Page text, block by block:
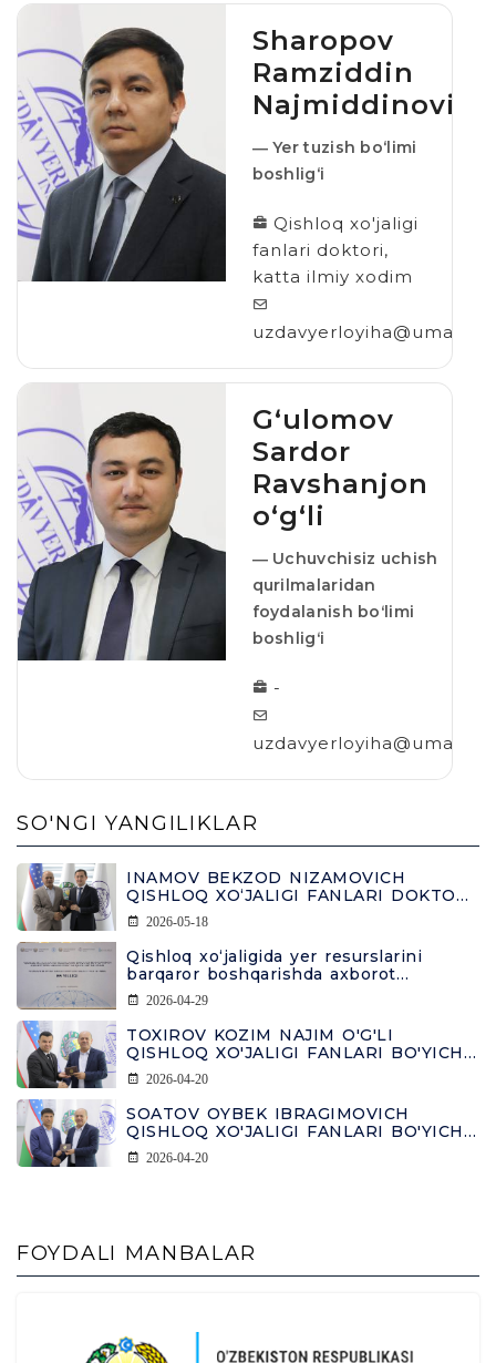
Sharopov
Ramziddin
Najmiddinovich
― Yer tuzish bo‘limi
boshlig‘i
Qishloq xo'jaligi
fanlari doktori,
katta ilmiy xodim
uzdavyerloyiha@umail.uz
Gʻulomov
Sardor
Ravshanjon
o‘g‘li
― Uchuvchisiz uchish
qurilmalaridan
foydalanish boʻlimi
boshligʻi
-
uzdavyerloyiha@umail.uz
SO'NGI YANGILIKLAR
INAMOV BEKZOD NIZAMOVICH
QISHLOQ XO‘JALIGI FANLARI DOKTORI
(DSC) ILMIY DARAJASINI OLDI
2026-05-18
Qishloq xo‘jaligida yer resurslarini
barqaror boshqarishda axborot
tizimlarining o‘rni
2026-04-29
TOXIROV KOZIM NAJIM O'G'LI
QISHLOQ XO'JALIGI FANLARI BO'YICHA
FALSAFA DOKTORI DIPLOMINI OLDI
2026-04-20
SOATOV OYBEK IBRAGIMOVICH
QISHLOQ XO'JALIGI FANLARI BO'YICHA
FALSAFA DOKTORI DIPLOMINI OLDI
2026-04-20
FOYDALI MANBALAR